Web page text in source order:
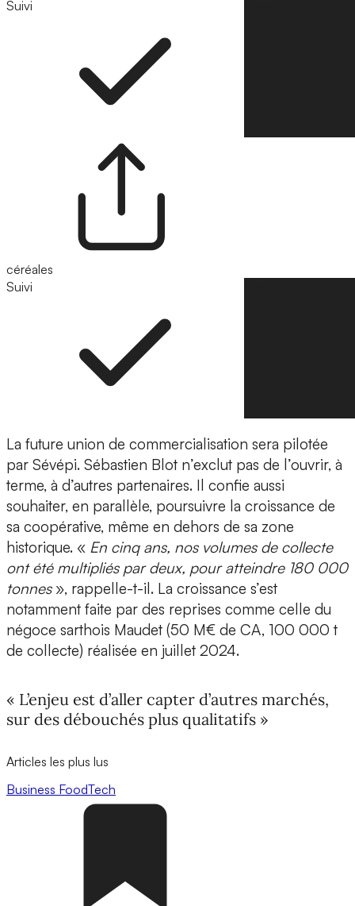
Suivi
céréales
Suivi
La future union de commercialisation sera pilotée
par Sévépi. Sébastien Blot n’exclut pas de l’ouvrir, à
terme, à d’autres partenaires. Il confie aussi
souhaiter, en parallèle, poursuivre la croissance de
sa coopérative, même en dehors de sa zone
historique. « En cinq ans, nos volumes de collecte
ont été multipliés par deux, pour atteindre 180 000
tonnes», rappelle-t-il. La croissance s’est
notamment faite par des reprises comme celle du
négoce sarthois Maudet (50 M€ de CA, 100 000 t
de collecte) réalisée en juillet 2024.
« L’enjeu est d’aller capter d’autres marchés,
sur des débouchés plus qualitatifs »
Articles les plus lus
Business FoodTech